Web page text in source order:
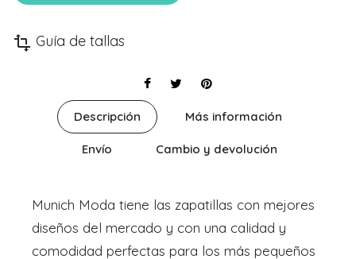
transform Guía de tallas
Descripción Más información
Envío Cambio y devolución
Munich Moda tiene las zapatillas con mejores
diseños del mercado y con una calidad y
comodidad perfectas para los más pequeños